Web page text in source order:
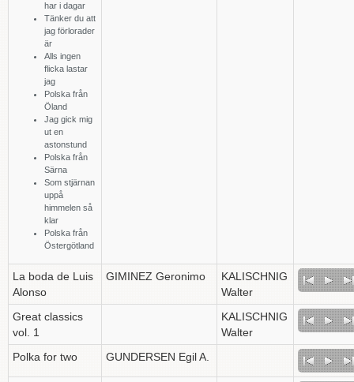
har i dagar
Tänker du att
jag förlorader
är
Alls ingen
flicka lastar
jag
Polska från
Öland
Jag gick mig
ut en
astonstund
Polska från
Särna
Som stjärnan
uppå
himmelen så
klar
Polska från
Östergötland
La boda de Luis
Alonso
GIMINEZ Geronimo
KALISCHNIG
Walter
Great classics
vol. 1
KALISCHNIG
Walter
Polka for two
GUNDERSEN Egil A.